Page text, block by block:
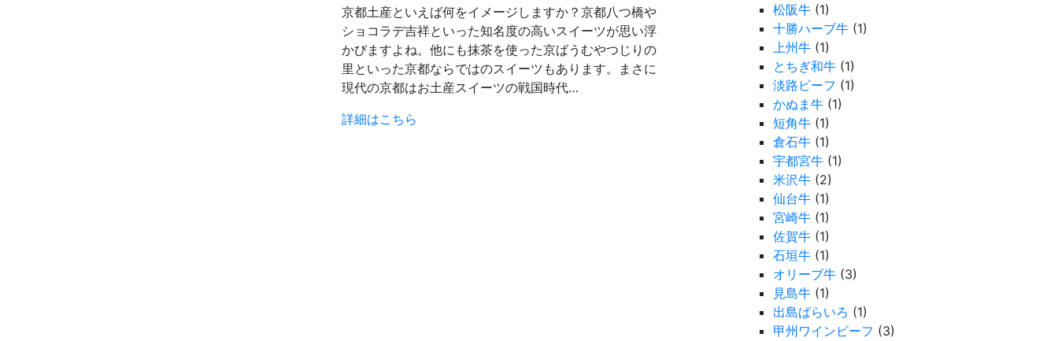
京都土産といえば何をイメージしますか？京都八つ橋や
ショコラデ吉祥といった知名度の高いスイーツが思い浮
かびますよね。他にも抹茶を使った京ばうむやつじりの
里といった京都ならではのスイーツもあります。まさに
現代の京都はお土産スイーツの戦国時代…
詳細はこちら
松阪牛 (1)
十勝ハーブ牛 (1)
上州牛 (1)
とちぎ和牛 (1)
淡路ビーフ (1)
かぬま牛 (1)
短角牛 (1)
倉石牛 (1)
宇都宮牛 (1)
米沢牛 (2)
仙台牛 (1)
宮崎牛 (1)
佐賀牛 (1)
石垣牛 (1)
オリーブ牛 (3)
見島牛 (1)
出島ばらいろ (1)
甲州ワインビーフ (3)